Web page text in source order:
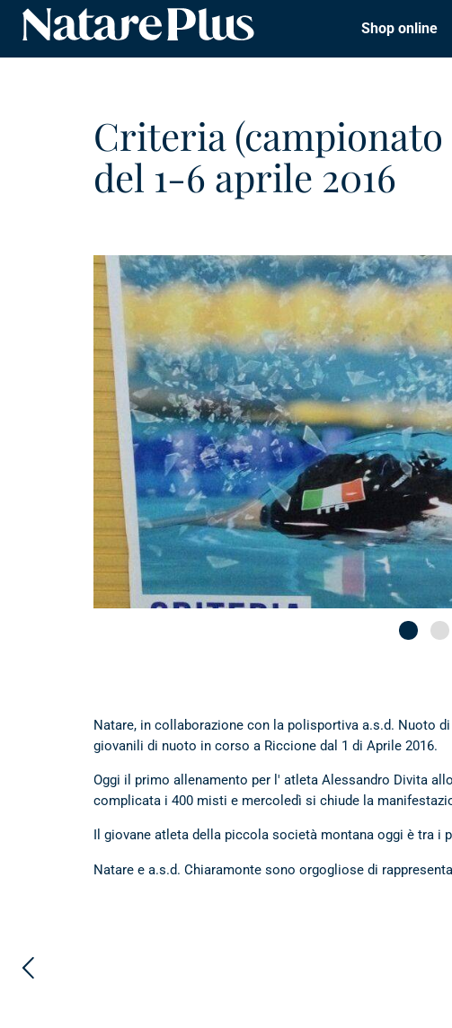
Shop online
Criteria
del 1-6 aprile 2016
Natare, in collaborazione con la polisportiva a.s.d. Nuoto
giovanili di nuoto in corso a Riccione dal 1 di Aprile 2016.
Oggi il primo allenamento per l' atleta Alessandro Divita
complicata i 400 misti e mercoledì si chiude la
Il giovane atleta della piccola società montana oggi è tra
Natare e a.s.d. Chiaramonte sono orgogliose di